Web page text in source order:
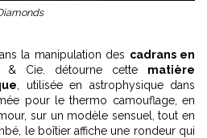
la manipulation des cadrans en
& Cie. détourne cette matière
, utilisée en astrophysique dans
pour le thermo camouflage, en
sur un modèle sensuel, tout en
le boîtier affiche une rondeur qui